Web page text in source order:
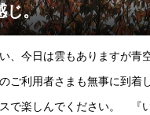
じ。
、今日は雲もありますが青
ご利用者さまも無事に到着
で楽しんでください。 『